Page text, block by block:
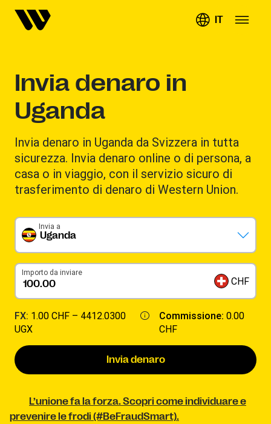
IT
Invia denaro in
Uganda
Invia denaro in Uganda da Svizzera in tutta
sicurezza. Invia denaro online o di persona, a
casa o in viaggio, con il servizio sicuro di
trasferimento di denaro di Western Union.
Uganda
Invia a
Importo da inviare
CHF
FX: 1.00 CHF – 4412.0300
UGX
Commissione: 0.00
CHF
Invia denaro
L’unione fa la forza. Scopri come individuare e
prevenire le frodi (#BeFraudSmart).